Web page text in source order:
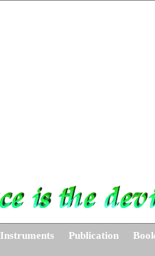
Instruments Publication